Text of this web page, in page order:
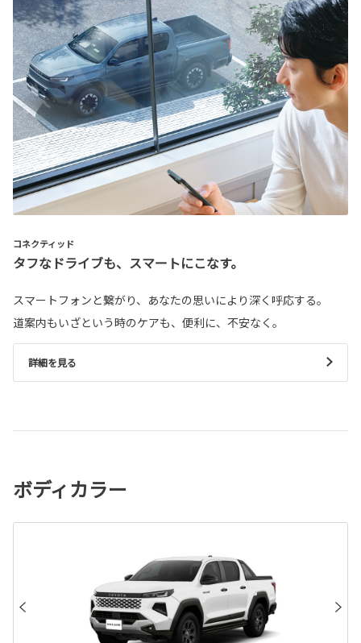
コネクティッド
タフなドライブも、スマートにこなす。
スマートフォンと繋がり、あなたの思いにより深く呼応する。
道案内もいざという時のケアも、便利に、不安なく。
詳細を見る
ボディカラー